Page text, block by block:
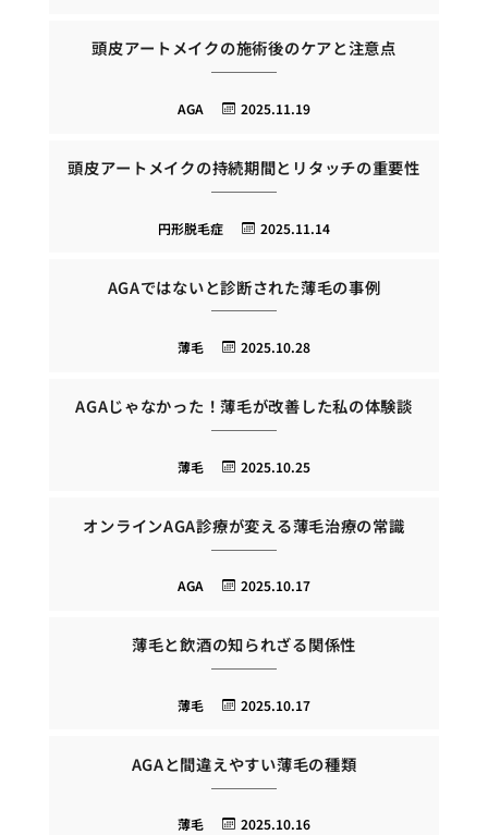
頭皮アートメイクの施術後のケアと注意点
2025.11.19
AGA
頭皮アートメイクの持続期間とリタッチの重要性
2025.11.14
円形脱毛症
AGAではないと診断された薄毛の事例
2025.10.28
薄毛
AGAじゃなかった！薄毛が改善した私の体験談
2025.10.25
薄毛
オンラインAGA診療が変える薄毛治療の常識
2025.10.17
AGA
薄毛と飲酒の知られざる関係性
2025.10.17
薄毛
AGAと間違えやすい薄毛の種類
2025.10.16
薄毛